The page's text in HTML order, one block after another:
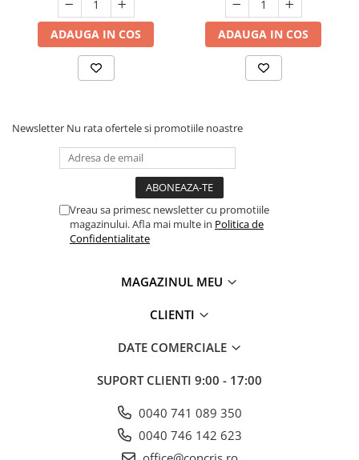
ADAUGA IN COS ADAUGA IN COS
Newsletter Nu rata ofertele si promotiile noastre
Vreau sa primesc newsletter cu promotiile
magazinului. Afla mai multe in Politica de
Confidentialitate
MAGAZINUL MEU
CLIENTI
DATE COMERCIALE
SUPORT CLIENTI 9:00 - 17:00
0040 741 089 350
0040 746 142 623